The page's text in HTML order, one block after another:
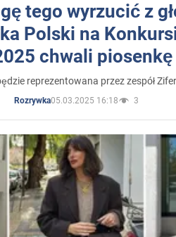
tego wyrzucić z
Polski na
chwali
reprezentowana przez zespół
Rozrywka05.03.2025 16:18 3